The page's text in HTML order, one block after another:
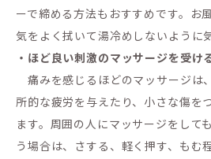
ーで締める方法もおすすめです。お
気をよく拭いて湯冷めしないように
・ほど良い刺激のマッサージを受け
痛みを感じるほどのマッサージは
所的な疲労を与えたり、小さな傷を
ます。周囲の人にマッサージをして
う場合は、さする、軽く押す、もむ